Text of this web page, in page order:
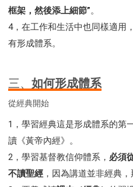
框架，然後添上細節”。
4，在工作和生活中也同樣適用
有形成體系。
三、 如何形成體系
從經典開始
1，學習經典這是形成體系的第
讀《黃帝內經》。
2，學習基督教信仰體系， 必須
不讀聖經 ，因為講道並非經典，